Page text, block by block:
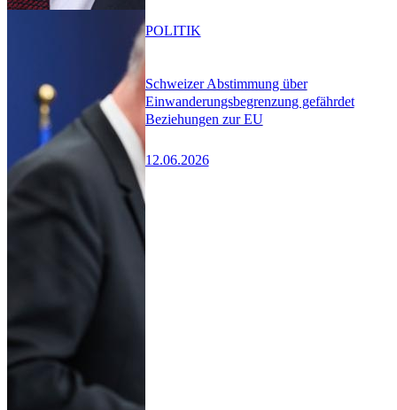
Schweizer Abstimmung über
Einwanderungsbegrenzung gefährdet
Beziehungen zur EU
12.06.2026
POLITIK